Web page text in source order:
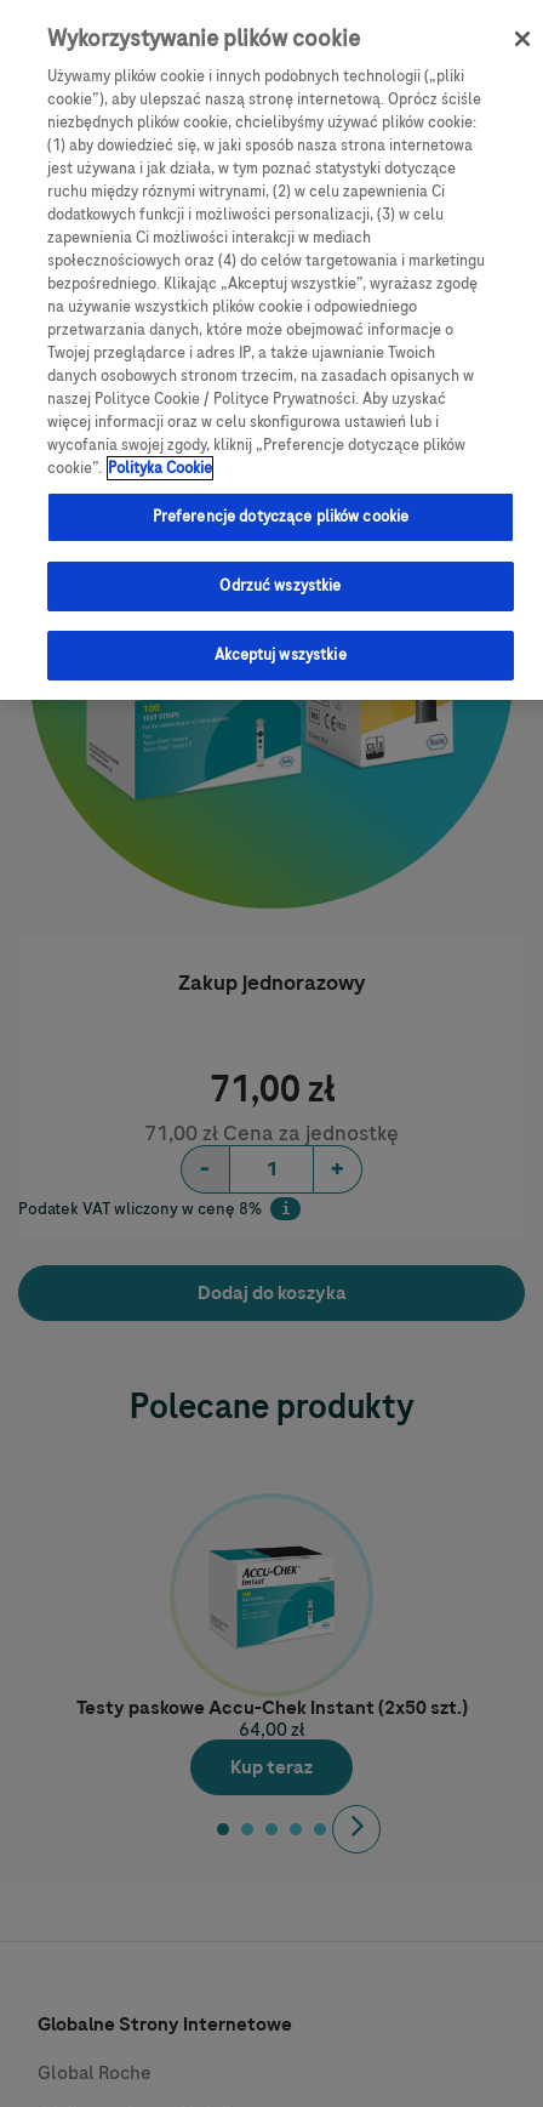
Skip to main content Menu
e-Sklep
Zestawy
Zestaw testy paskowe Accu-Chek Instant + lancety (24 szt.)
Zestaw testy paskowe
Accu-Chek Instant +
lancety (24 szt.)
100 testów paskowych Accu-Chek Instant + lancety FastClix
(24)
Zakup jednorazowy
71,00 zł
71,00 zł Cena za jednostkę
- +
Podatek VAT wliczony w cenę 8%
i
Dodaj do koszyka
Polecane produkty
Testy paskowe Accu-Chek Instant (2x50 szt.)
64,00 zł
Kup teraz
Next
Globalne Strony Internetowe
Global Roche
Wykorzystywanie plików cookie
Używamy plików cookie i innych podobnych technologii („pliki
cookie”), aby ulepszać naszą stronę internetową. Oprócz ściśle
niezbędnych plików cookie, chcielibyśmy używać plików cookie:
(1) aby dowiedzieć się, w jaki sposób nasza strona internetowa
jest używana i jak działa, w tym poznać statystyki dotyczące
ruchu między róznymi witrynami, (2) w celu zapewnienia Ci
dodatkowych funkcji i możliwości personalizacji, (3) w celu
zapewnienia Ci możliwości interakcji w mediach
społecznościowych oraz (4) do celów targetowania i marketingu
bezpośredniego. Klikając „Akceptuj wszystkie”, wyrażasz zgodę
na używanie wszystkich plików cookie i odpowiedniego
przetwarzania danych, które może obejmować informacje o
Twojej przeglądarce i adres IP, a także ujawnianie Twoich
danych osobowych stronom trzecim, na zasadach opisanych w
naszej Polityce Cookie / Polityce Prywatności. Aby uzyskać
więcej informacji oraz w celu skonfigurowa ustawień lub i
wycofania swojej zgody, kliknij „Preferencje dotyczące plików
cookie”. Polityka Cookie
Preferencje dotyczące plików cookie
Odrzuć wszystkie
Akceptuj wszystkie